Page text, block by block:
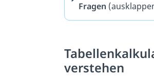
Fragen
verstehen